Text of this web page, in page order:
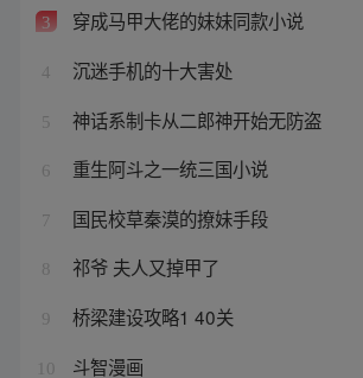
3 穿成马甲大佬的妹妹同款小说
4 沉迷手机的十大害处
5 神话系制卡从二郎神开始无防盗
6 重生阿斗之一统三国小说
7 国民校草秦漠的撩妹手段
8 祁爷 夫人又掉甲了
9 桥梁建设攻略1 40关
10 斗智漫画